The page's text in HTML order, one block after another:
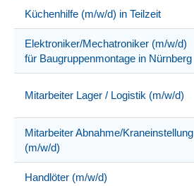
Küchenhilfe (m/w/d) in Teilzeit
Elektroniker/Mechatroniker (m/w/d)
für Baugruppenmontage in Nürnberg
Mitarbeiter Lager / Logistik (m/w/d)
Mitarbeiter Abnahme/Kraneinstellung
(m/w/d)
Handlöter (m/w/d)